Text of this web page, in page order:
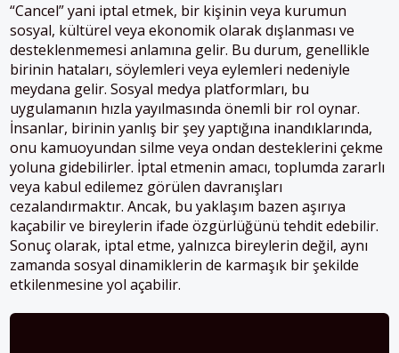
“Cancel” yani iptal etmek, bir kişinin veya kurumun
sosyal, kültürel veya ekonomik olarak dışlanması ve
desteklenmemesi anlamına gelir. Bu durum, genellikle
birinin hataları, söylemleri veya eylemleri nedeniyle
meydana gelir. Sosyal medya platformları, bu
uygulamanın hızla yayılmasında önemli bir rol oynar.
İnsanlar, birinin yanlış bir şey yaptığına inandıklarında,
onu kamuoyundan silme veya ondan desteklerini çekme
yoluna gidebilirler. İptal etmenin amacı, toplumda zararlı
veya kabul edilemez görülen davranışları
cezalandırmaktır. Ancak, bu yaklaşım bazen aşırıya
kaçabilir ve bireylerin ifade özgürlüğünü tehdit edebilir.
Sonuç olarak, iptal etme, yalnızca bireylerin değil, aynı
zamanda sosyal dinamiklerin de karmaşık bir şekilde
etkilenmesine yol açabilir.